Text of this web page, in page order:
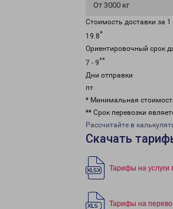
От 3000 кг
Стоимость доставки за
19.8*
Ориентировочный срок
7 - 9**
Дни отправки
пт
* Минимальная
** Срок перевозки
Рассчитайте в
Скачать
Тарифы на услуги
Тарифы на